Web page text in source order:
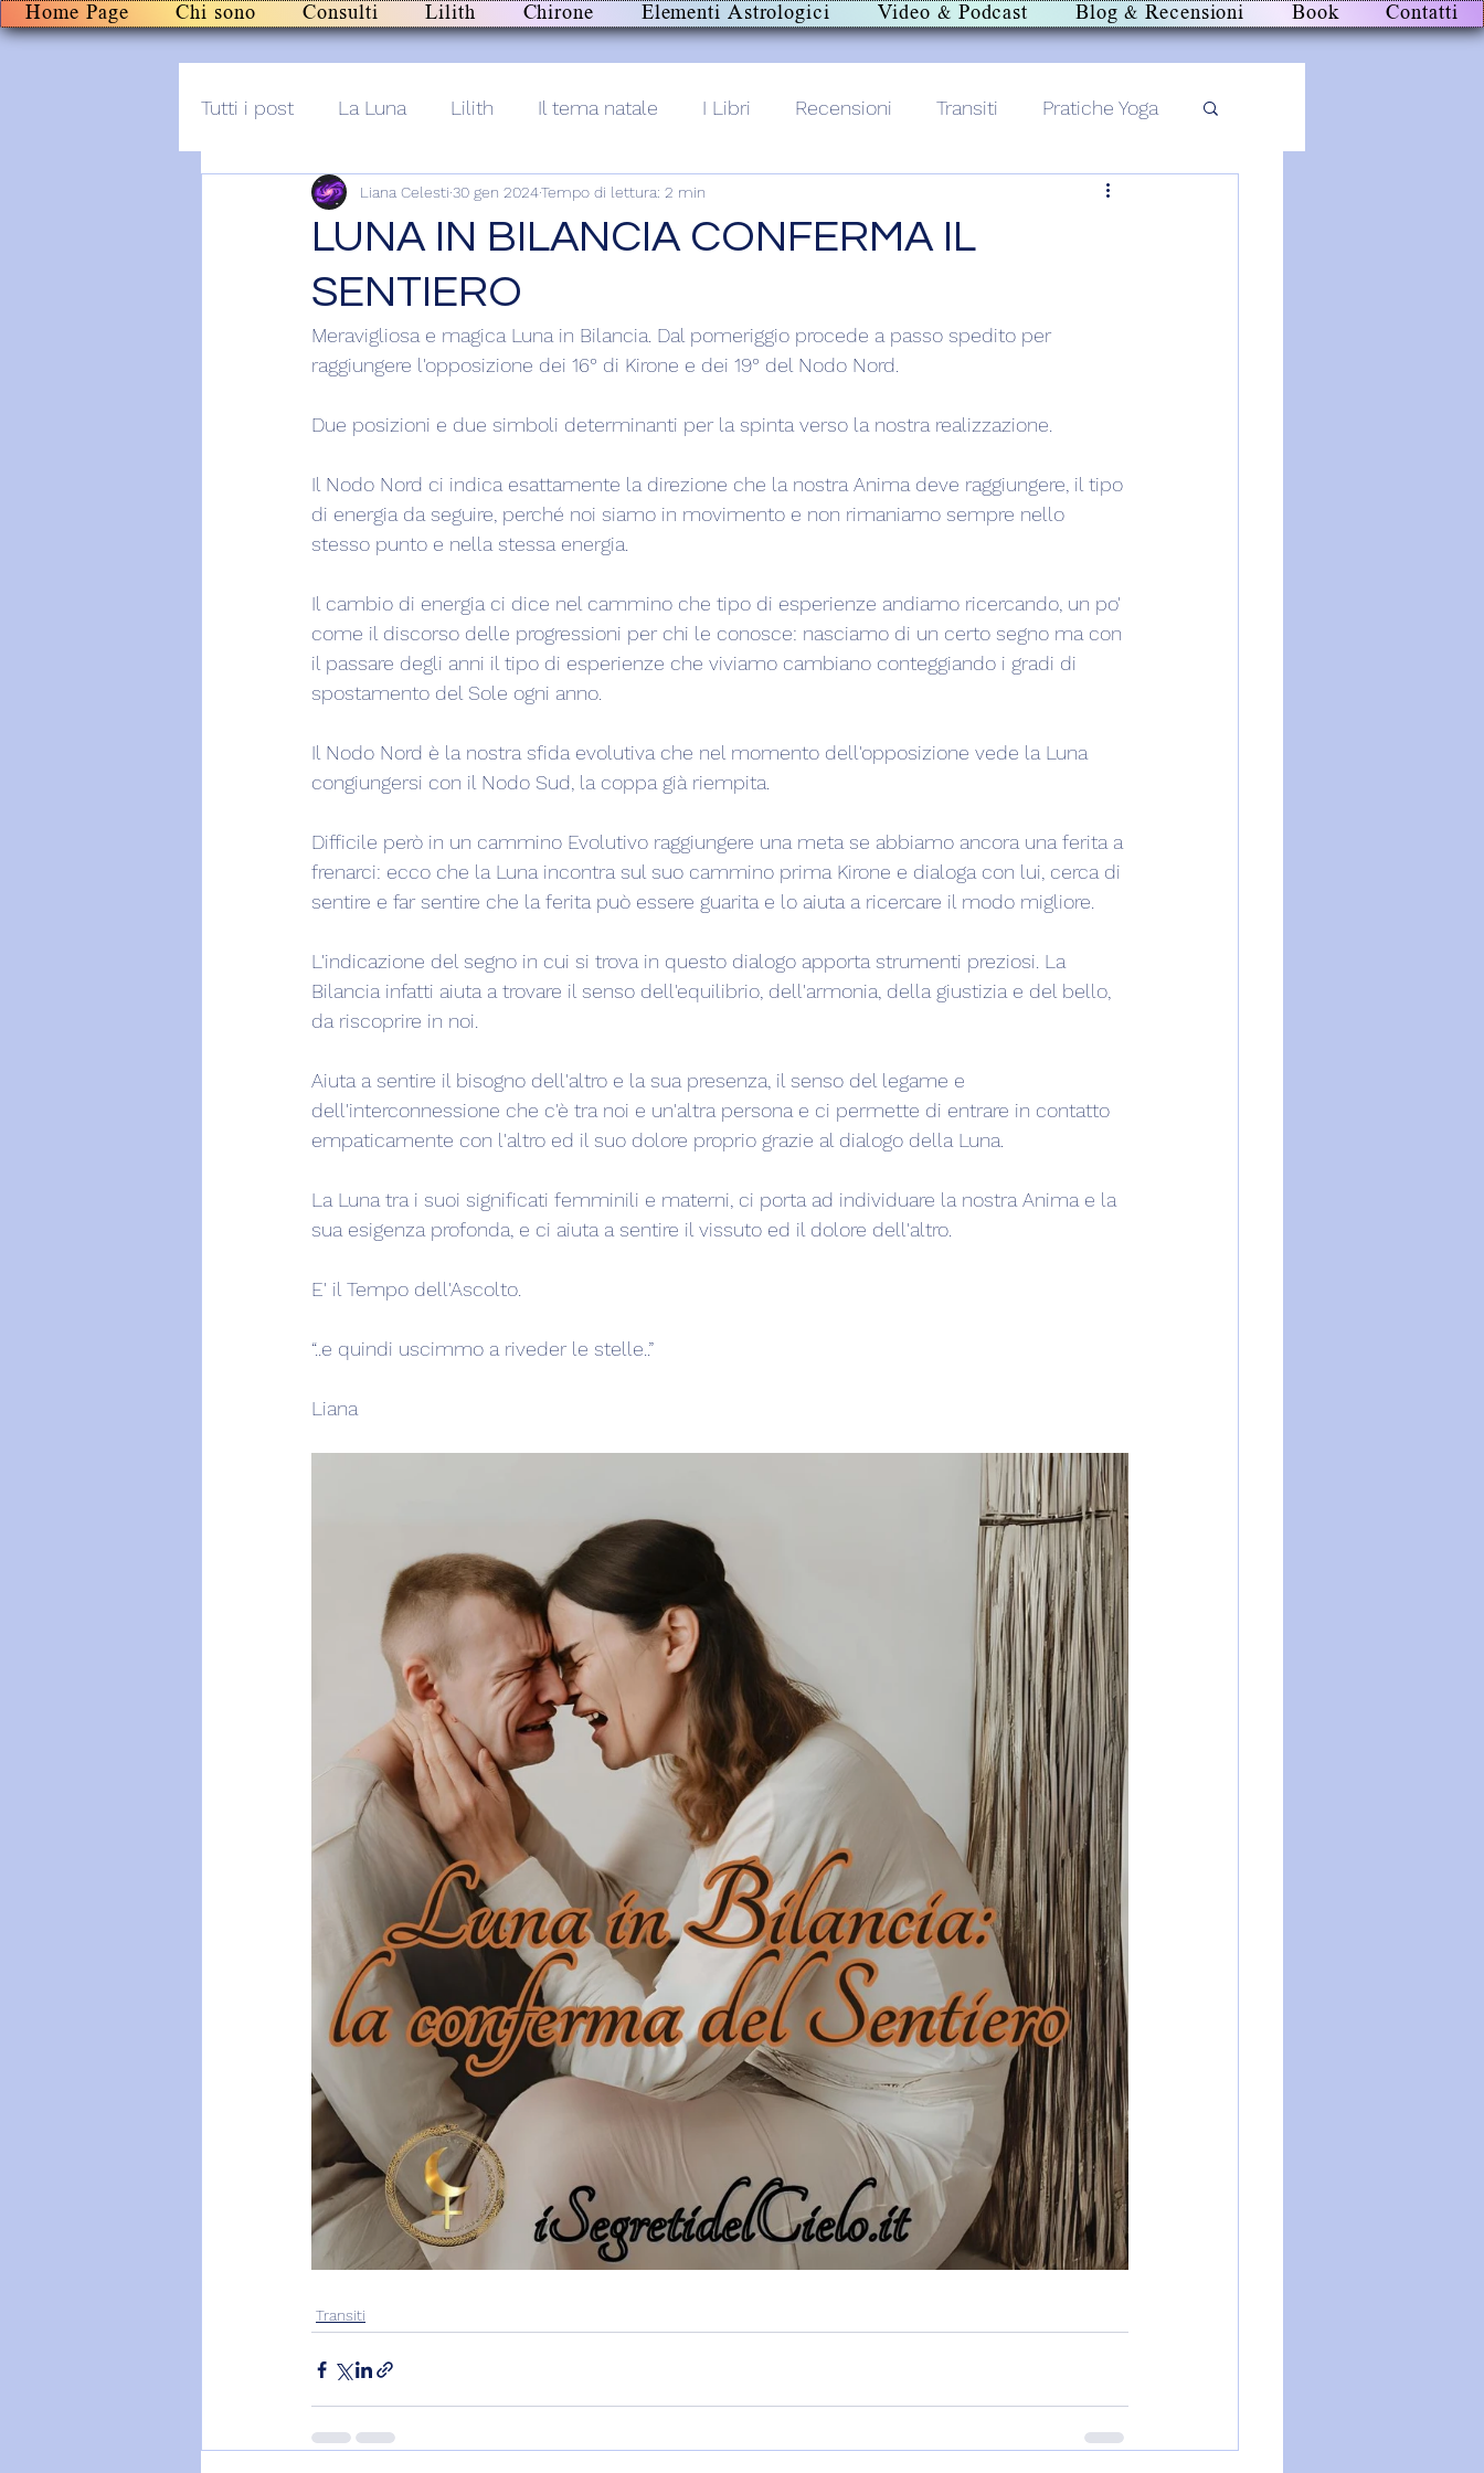
Home Page Chi sono Consulti Lilith Chirone Elementi Astrologici Video & Podcast Blog & Recensioni Book Contatti
Tutti i post La Luna Lilith Il tema natale I Libri Recensioni Transiti Pratiche Yoga
Post+audio Lilith+
LUNA IN BILANCIA CONFERMA IL
SENTIERO
Liana Celesti 30 gen 2024Tempo di lettura: 2 min
Meravigliosa e magica Luna in Bilancia. Dal pomeriggio procede a passo spedito per
raggiungere l'opposizione dei 16° di Kirone e dei 19° del Nodo Nord.
Due posizioni e due simboli determinanti per la spinta verso la nostra realizzazione.
Il Nodo Nord ci indica esattamente la direzione che la nostra Anima deve raggiungere, il tipo
di energia da seguire, perché noi siamo in movimento e non rimaniamo sempre nello
stesso punto e nella stessa energia.
Il cambio di energia ci dice nel cammino che tipo di esperienze andiamo ricercando, un po'
come il discorso delle progressioni per chi le conosce: nasciamo di un certo segno ma con
il passare degli anni il tipo di esperienze che viviamo cambiano conteggiando i gradi di
spostamento del Sole ogni anno.
Il Nodo Nord è la nostra sfida evolutiva che nel momento dell'opposizione vede la Luna
congiungersi con il Nodo Sud, la coppa già riempita.
Difficile però in un cammino Evolutivo raggiungere una meta se abbiamo ancora una ferita a
frenarci: ecco che la Luna incontra sul suo cammino prima Kirone e dialoga con lui, cerca di
sentire e far sentire che la ferita può essere guarita e lo aiuta a ricercare il modo migliore.
L'indicazione del segno in cui si trova in questo dialogo apporta strumenti preziosi. La
Bilancia infatti aiuta a trovare il senso dell'equilibrio, dell'armonia, della giustizia e del bello,
da riscoprire in noi.
Aiuta a sentire il bisogno dell'altro e la sua presenza, il senso del legame e
dell'interconnessione che c'è tra noi e un'altra persona e ci permette di entrare in contatto
empaticamente con l'altro ed il suo dolore proprio grazie al dialogo della Luna.
La Luna tra i suoi significati femminili e materni, ci porta ad individuare la nostra Anima e la
sua esigenza profonda, e ci aiuta a sentire il vissuto ed il dolore dell'altro.
E' il Tempo dell'Ascolto.
“..e quindi uscimmo a riveder le stelle..”
Liana
Transiti